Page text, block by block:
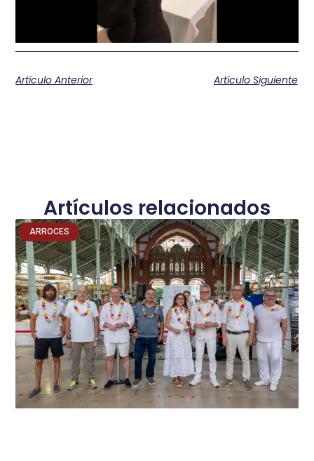
Artículo Anterior Artículo Siguiente
Artículos relacionados
ARROCES